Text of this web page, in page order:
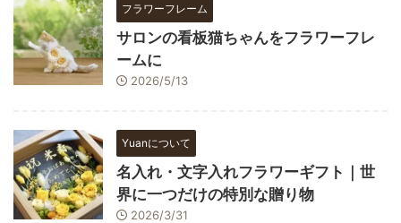
フラワーフレーム
サロンの看板猫ちゃんをフラワーフレ
ームに
2026/5/13
Yuanについて
名入れ・文字入れフラワーギフト｜世
界に一つだけの特別な贈り物
2026/3/31